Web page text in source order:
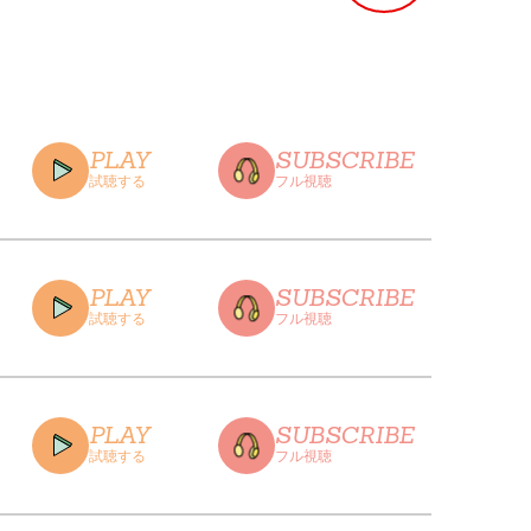
PLAY
試聴する
SUBSCRIBE
フル視聴
CLOSE
PLAY
試聴する
SUBSCRIBE
フル視聴
CLOSE
PLAY
試聴する
SUBSCRIBE
フル視聴